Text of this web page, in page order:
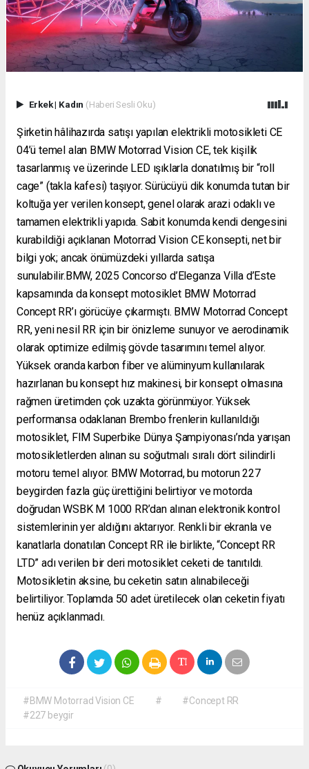
Erkek| Kadın (Haberi Sesli Oku)
Şirketin hâlihazırda satışı yapılan elektrikli motosikleti CE
04’ü temel alan BMW Motorrad Vision CE, tek kişilik
tasarlanmış ve üzerinde LED ışıklarla donatılmış bir “roll
cage” (takla kafesi) taşıyor. Sürücüyü dik konumda tutan bir
koltuğa yer verilen konsept, genel olarak arazi odaklı ve
tamamen elektrikli yapıda. Sabit konumda kendi dengesini
kurabildiği açıklanan Motorrad Vision CE konsepti, net bir
bilgi yok; ancak önümüzdeki yıllarda satışa
sunulabilir.BMW, 2025 Concorso d’Eleganza Villa d’Este
kapsamında da konsept motosiklet BMW Motorrad
Concept RR’ı görücüye çıkarmıştı. BMW Motorrad Concept
RR, yeni nesil RR için bir önizleme sunuyor ve aerodinamik
olarak optimize edilmiş gövde tasarımını temel alıyor.
Yüksek oranda karbon fiber ve alüminyum kullanılarak
hazırlanan bu konsept hız makinesi, bir konsept olmasına
rağmen üretimden çok uzakta görünmüyor. Yüksek
performansa odaklanan Brembo frenlerin kullanıldığı
motosiklet, FIM Superbike Dünya Şampiyonası’nda yarışan
motosikletlerden alınan su soğutmalı sıralı dört silindirli
motoru temel alıyor. BMW Motorrad, bu motorun 227
beygirden fazla güç ürettiğini belirtiyor ve motorda
doğrudan WSBK M 1000 RR’dan alınan elektronik kontrol
sistemlerinin yer aldığını aktarıyor. Renkli bir ekranla ve
kanatlarla donatılan Concept RR ile birlikte, “Concept RR
LTD” adı verilen bir deri motosiklet ceketi de tanıtıldı.
Motosikletin aksine, bu ceketin satın alınabileceği
belirtiliyor. Toplamda 50 adet üretilecek olan ceketin fiyatı
henüz açıklanmadı.
#BMW Motorrad Vision CE #
#Concept RR
#227 beygir